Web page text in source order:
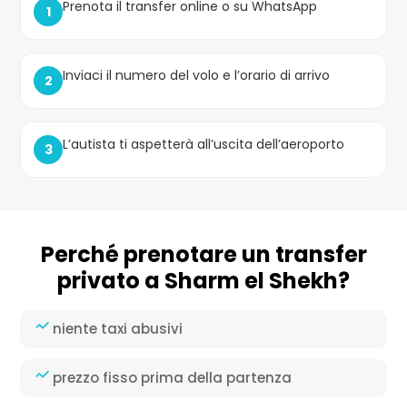
1 Prenota il transfer online o su WhatsApp
2 Inviaci il numero del volo e l’orario di arrivo
3 L’autista ti aspetterà all’uscita dell’aeroporto
Perché prenotare un transfer
privato a Sharm el Shekh?
niente taxi abusivi
prezzo fisso prima della partenza